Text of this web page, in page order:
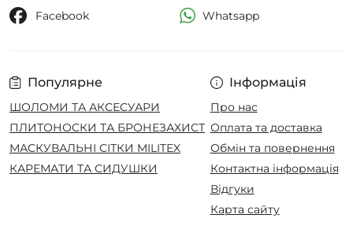
Популярне
ШОЛОМИ ТА АКСЕСУАРИ
ПЛИТОНОСКИ ТА БРОНЕЗАХИСТ
МАСКУВАЛЬНІ СІТКИ MILITEX
КАРЕМАТИ ТА СИДУШКИ
Інформація
Про нас
Оплата та доставка
Обмін та повернення
Контактна інформація
Відгуки
Карта сайту
Facebook
Whatsapp